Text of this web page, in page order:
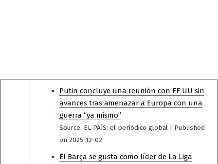
Putin concluye una reunión con EE UU sin
avances tras amenazar a Europa con una
guerra “ya mismo”
Source: EL PAÍS: el periódico global
Published
on 2025-12-02
El Barça se gusta como líder de La Liga